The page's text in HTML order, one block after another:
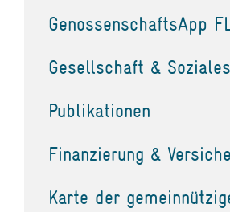
GenossenschaftsApp
Gesellschaft & Soziales
Publikationen
Finanzierung &
Karte der